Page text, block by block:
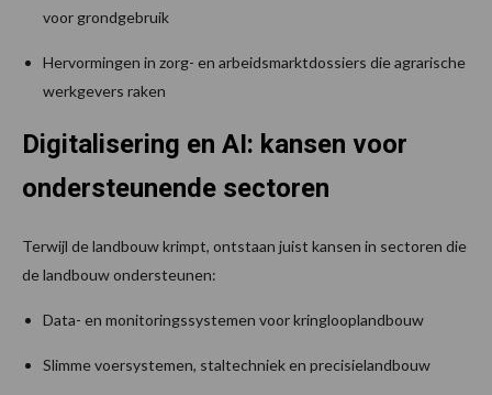
voor grondgebruik
Hervormingen in zorg- en arbeidsmarktdossiers die agrarische
werkgevers raken
Digitalisering en AI: kansen voor
ondersteunende sectoren
Terwijl de landbouw krimpt, ontstaan juist kansen in sectoren die
de landbouw ondersteunen:
Data- en monitoringssystemen voor kringlooplandbouw
Slimme voersystemen, staltechniek en precisielandbouw